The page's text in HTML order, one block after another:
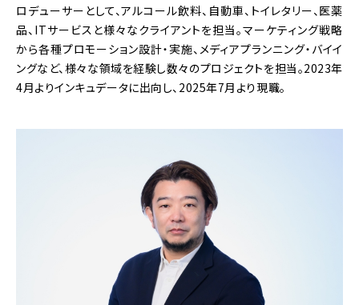
ロデューサーとして、アルコール飲料、自動車、トイレタリー、医薬
品、ITサービスと様々なクライアントを担当。マーケティング戦略
から各種プロモーション設計・実施、メディアプランニング・バイイ
ングなど、様々な領域を経験し数々のプロジェクトを担当。2023年
4月よりインキュデータに出向し、2025年7月より現職。